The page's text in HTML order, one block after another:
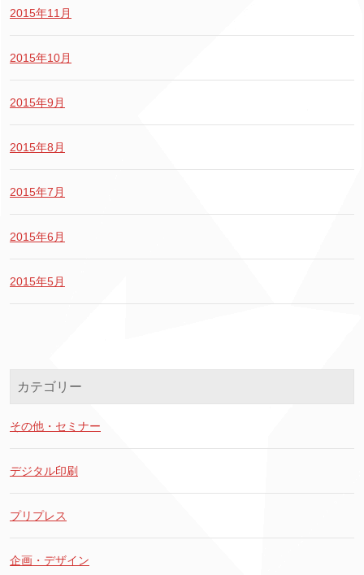
2015年11月
2015年10月
2015年9月
2015年8月
2015年7月
2015年6月
2015年5月
カテゴリー
その他・セミナー
デジタル印刷
プリプレス
企画・デザイン